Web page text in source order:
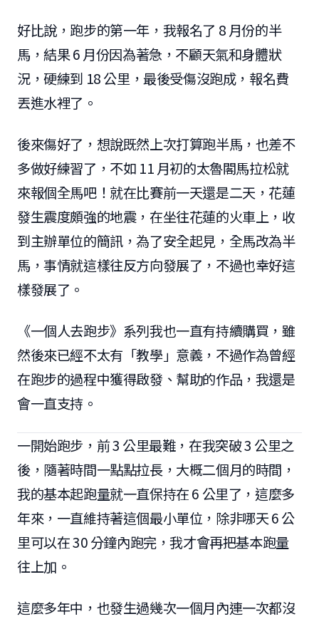
好比說，跑步的第一年，我報名了 8 月份的半
馬，結果 6 月份因為著急，不顧天氣和身體狀
況，硬練到 18 公里，最後受傷沒跑成，報名費
丟進水裡了。
後來傷好了，想說既然上次打算跑半馬，也差不
多做好練習了，不如 11 月初的太魯閣馬拉松就
來報個全馬吧！就在比賽前一天還是二天，花蓮
發生震度頗強的地震，在坐往花蓮的火車上，收
到主辦單位的簡訊，為了安全起見，全馬改為半
馬，事情就這樣往反方向發展了，不過也幸好這
樣發展了。
《一個人去跑步》系列我也一直有持續購買，雖
然後來已經不太有「教學」意義，不過作為曾經
在跑步的過程中獲得啟發、幫助的作品，我還是
會一直支持。
一開始跑步，前 3 公里最難，在我突破 3 公里之
後，隨著時間一點點拉長，大概二個月的時間，
我的基本起跑量就一直保持在 6 公里了，這麼多
年來，一直維持著這個最小單位，除非哪天 6 公
里可以在 30 分鐘內跑完，我才會再把基本跑量
往上加。
這麼多年中，也發生過幾次一個月內連一次都沒